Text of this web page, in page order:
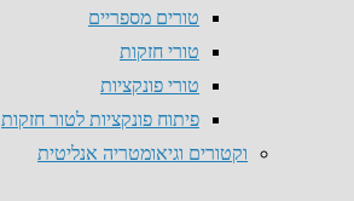
טורים מספריים
טורי חזקות
טורי פונקציות
פיתוח פונקציות לטור חזקות
וקטורים וגיאומטריה אנליטית